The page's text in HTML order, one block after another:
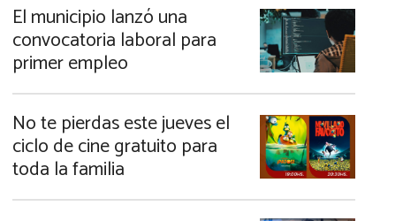
El municipio lanzó una
convocatoria laboral para
primer empleo
No te pierdas este jueves el
ciclo de cine gratuito para
toda la familia